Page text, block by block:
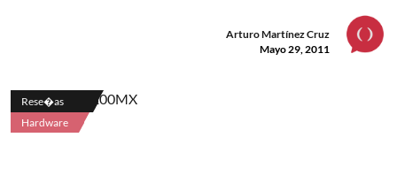
Arturo Martínez Cruz
Mayo 29, 2011
Rese�as
Hardware